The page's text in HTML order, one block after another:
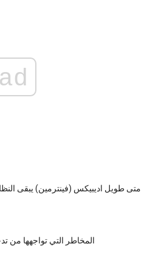
ad
متى طويل اديبيكس (فينترمين) يبقى
المخاطر التي تواجهها من